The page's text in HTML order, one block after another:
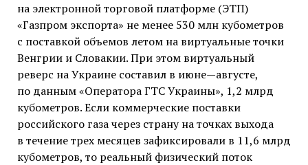
на электронной торговой платформе (ЭТП)
«Газпром экспорта» не менее 530 млн кубометров
с поставкой объемов летом на виртуальные точки
Венгрии и Словакии. При этом виртуальный
реверс на Украине составил в июне—августе,
по данным «Оператора ГТС Украины», 1,2 млрд
кубометров. Если коммерческие поставки
российского газа через страну на точках выхода
в течение трех месяцев зафиксировали в 11,6 млрд
кубометров, то реальный физический поток